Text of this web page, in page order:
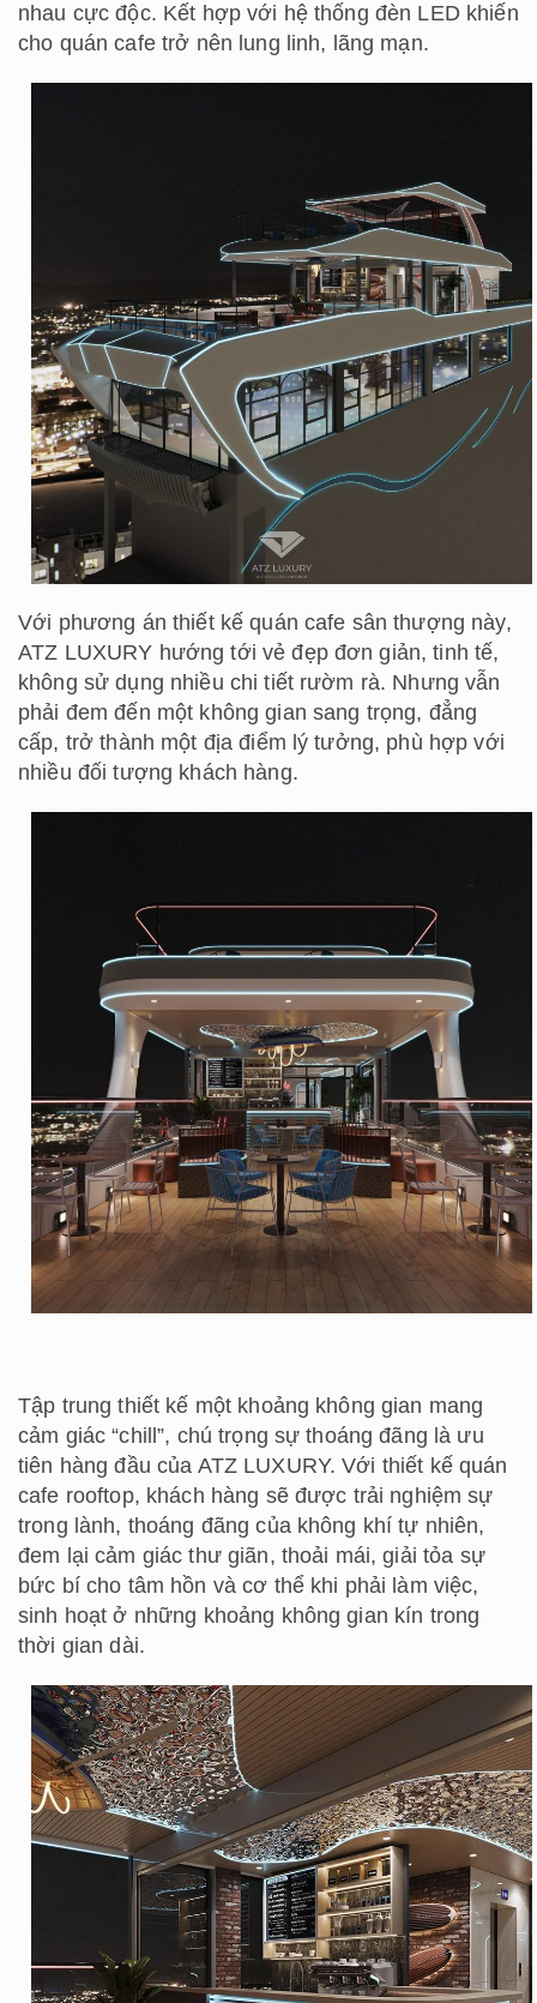
nhau cực độc. Kết hợp với hệ thống đèn LED khiến
cho quán cafe trở nên lung linh, lãng mạn.
Với phương án thiết kế quán cafe sân thượng này,
ATZ LUXURY hướng tới vẻ đẹp đơn giản, tinh tế,
không sử dụng nhiều chi tiết rườm rà. Nhưng vẫn
phải đem đến một không gian sang trọng, đẳng
cấp, trở thành một địa điểm lý tưởng, phù hợp với
nhiều đối tượng khách hàng.
Tập trung thiết kế một khoảng không gian mang
cảm giác “chill”, chú trọng sự thoáng đãng là ưu
tiên hàng đầu của ATZ LUXURY. Với thiết kế quán
cafe rooftop, khách hàng sẽ được trải nghiệm sự
trong lành, thoáng đãng của không khí tự nhiên,
đem lại cảm giác thư giãn, thoải mái, giải tỏa sự
bức bí cho tâm hồn và cơ thể khi phải làm việc,
sinh hoạt ở những khoảng không gian kín trong
thời gian dài.